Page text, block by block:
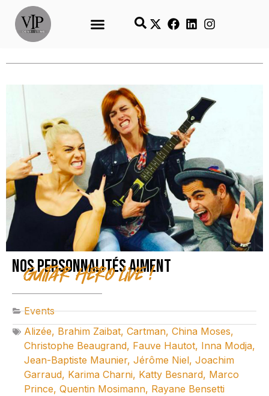
Nos personnalités aiment
Guitar Hero Live !
Events
Alizée, Brahim Zaibat, Cartman, China Moses,
Christophe Beaugrand, Fauve Hautot, Inna Modja,
Jean-Baptiste Maunier, Jérôme Niel, Joachim
Garraud, Karima Charni, Katty Besnard, Marco
Prince, Quentin Mosimann, Rayane Bensetti